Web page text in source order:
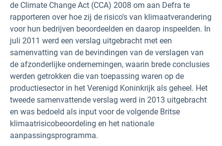
de Climate Change Act (CCA) 2008 om aan Defra te
rapporteren over hoe zij de risico's van klimaatverandering
voor hun bedrijven beoordeelden en daarop inspeelden. In
juli 2011 werd een verslag uitgebracht met een
samenvatting van de bevindingen van de verslagen van
de afzonderlijke ondernemingen, waarin brede conclusies
werden getrokken die van toepassing waren op de
productiesector in het Verenigd Koninkrijk als geheel. Het
tweede samenvattende verslag werd in 2013 uitgebracht
en was bedoeld als input voor de volgende Britse
klimaatrisicobeoordeling en het nationale
aanpassingsprogramma.